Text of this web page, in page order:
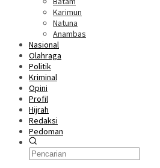
Karimun
Natuna
Anambas
Nasional
Olahraga
Politik
Kriminal
Opini
Profil
Hijrah
Redaksi
Pedoman